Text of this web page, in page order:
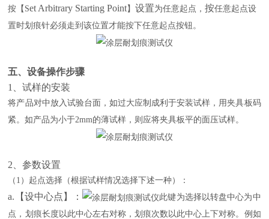
按【 Set Arbitrary Starting Point】设置为任意起点，按任意起点设
置时划痕针必须走到该位置才能按下任意起点按钮。
五、设备操作步骤
1
、试样的安装
将产品对中放入试验台面，如过大应制成利于安装试样，用夹具板码
紧。如产品为小于2mm的薄试样，则应将夹具板平的面压试样。
2、参数设置
（ 1）起点选择（根据试样情况选择下述一种）：
a.【设中心点】：
此键为选择以转盘中心为中
点，划痕长度以此中心左右对称，划痕次数以此中心上下对称。例如